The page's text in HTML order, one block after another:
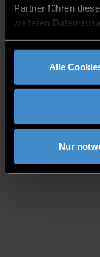
Partner führen
weiteren Daten
gesammelt haben.
Alle
Nur
Consultation